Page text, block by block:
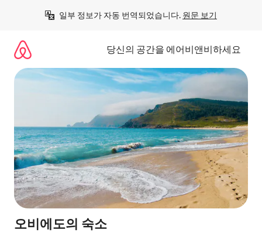
일부 정보가 자동 번역되었습니다. 원문 보기
당신의 공간을 에어비앤비하세요
오비에도의 숙소